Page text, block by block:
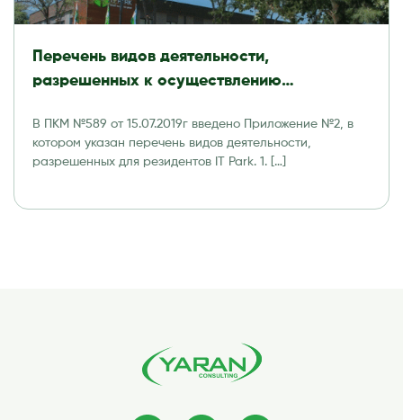
Перечень видов деятельности,
разрешенных к осуществлению
программных продуктов и
информационных технологий (IT Park)
В ПКМ №589 от 15.07.2019г введено Приложение №2, в
котором указан перечень видов деятельности,
разрешенных для резидентов IT Park. 1. […]